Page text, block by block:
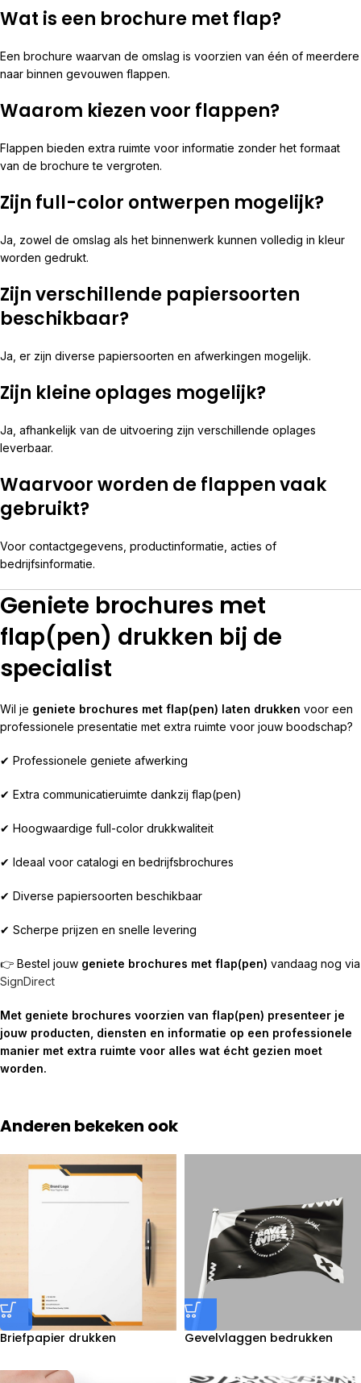
Wat is een brochure met flap?
Een brochure waarvan de omslag is voorzien van één of meerdere
naar binnen gevouwen flappen.
Waarom kiezen voor flappen?
Flappen bieden extra ruimte voor informatie zonder het formaat
van de brochure te vergroten.
Zijn full-color ontwerpen mogelijk?
Ja, zowel de omslag als het binnenwerk kunnen volledig in kleur
worden gedrukt.
Zijn verschillende papiersoorten
beschikbaar?
Ja, er zijn diverse papiersoorten en afwerkingen mogelijk.
Zijn kleine oplages mogelijk?
Ja, afhankelijk van de uitvoering zijn verschillende oplages
leverbaar.
Waarvoor worden de flappen vaak
gebruikt?
Voor contactgegevens, productinformatie, acties of
bedrijfsinformatie.
Geniete brochures met
flap(pen) drukken bij de
specialist
Wil je geniete brochures met flap(pen) laten drukken voor een
professionele presentatie met extra ruimte voor jouw boodschap?
✔ Professionele geniete afwerking
✔ Extra communicatieruimte dankzij flap(pen)
✔ Hoogwaardige full-color drukkwaliteit
✔ Ideaal voor catalogi en bedrijfsbrochures
✔ Diverse papiersoorten beschikbaar
✔ Scherpe prijzen en snelle levering
👉 Bestel jouw geniete brochures met flap(pen) vandaag nog via
SignDirect
Met geniete brochures voorzien van flap(pen) presenteer je
jouw producten, diensten en informatie op een professionele
manier met extra ruimte voor alles wat écht gezien moet
worden.
Anderen bekeken ook
Briefpapier drukken Gevelvlaggen bedrukken